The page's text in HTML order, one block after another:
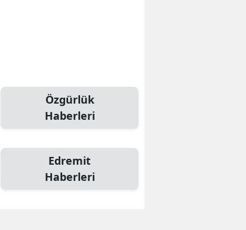
İstanbul
Kars
Kastamonu
Özgürlük
Haberleri
Edremit
Haberleri